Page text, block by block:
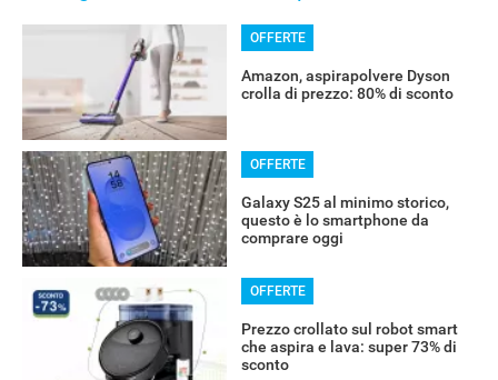
OFFERTE
Amazon, aspirapolvere Dyson
crolla di prezzo: 80% di sconto
OFFERTE
Galaxy S25 al minimo storico,
questo è lo smartphone da
comprare oggi
OFFERTE
Prezzo crollato sul robot smart
che aspira e lava: super 73% di
sconto